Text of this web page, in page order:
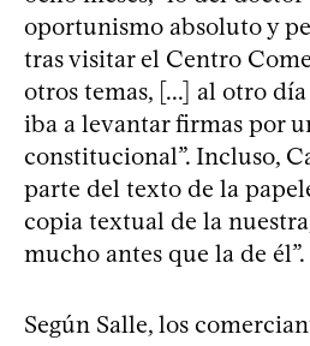
oportunismo absoluto y
tras visitar el Centro
otros temas, [...] al otro
iba a levantar firmas por
constitucional”. Incluso,
parte del texto de la
copia textual de la
mucho antes que la de él”.
Según Salle, los